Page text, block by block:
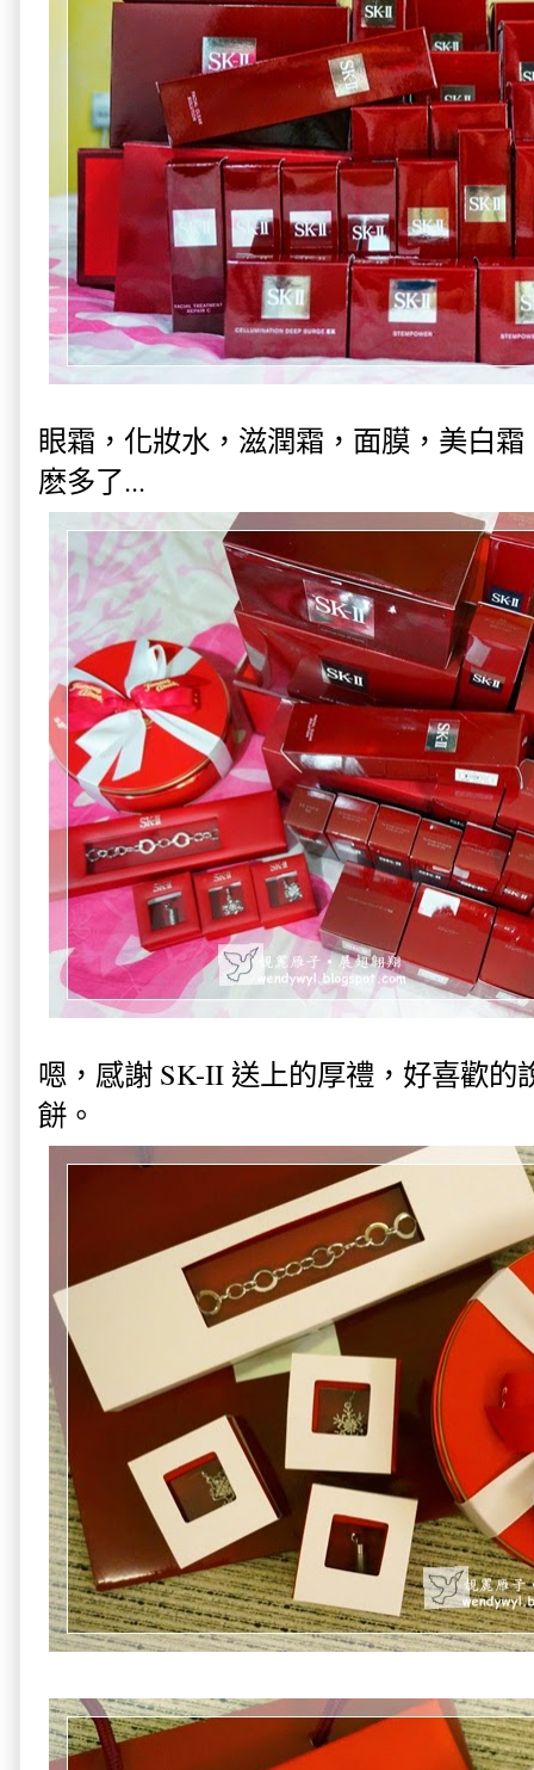
眼霜，化妝水，滋潤霜，面膜，美白
麽多了...
嗯，感謝 SK-II 送上的厚禮，好喜歡的
餅。